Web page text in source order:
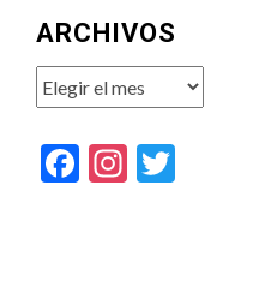
ARCHIVOS
Archivos
Facebook
Instagram